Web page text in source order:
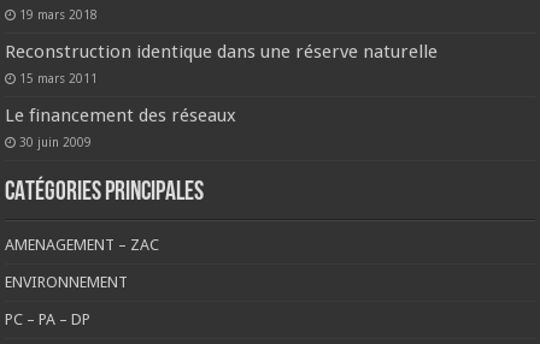
19 mars 2018
Reconstruction identique dans une réserve naturelle
15 mars 2011
Le financement des réseaux
30 juin 2009
CATÉGORIES PRINCIPALES
AMENAGEMENT – ZAC
ENVIRONNEMENT
PC – PA – DP